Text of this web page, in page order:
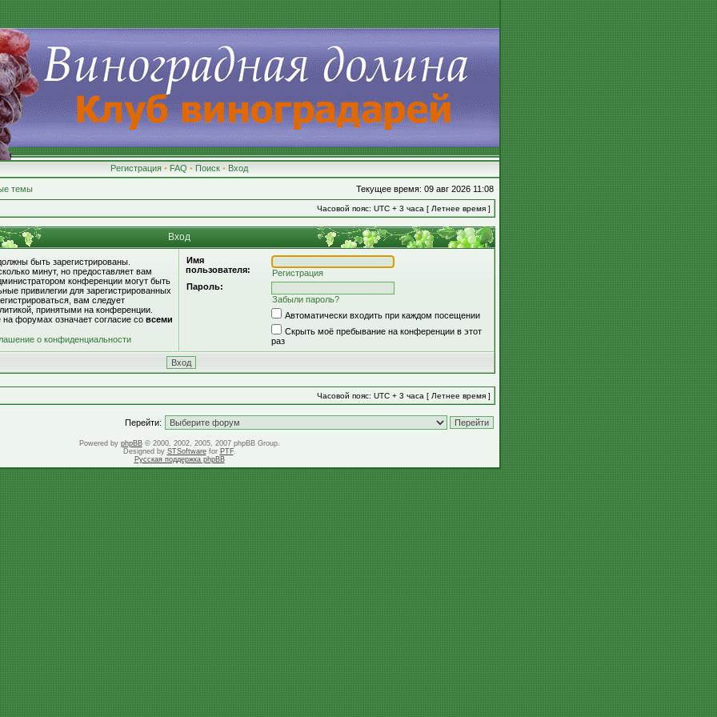
Регистрация • FAQ • Поиск • Вход
темы Текущее время: 09 авг 2026 11:08
Часовой пояс: UTC + 3 часа [ Летнее время ]
Вход
быть зарегистрированы.
минут, но предоставляет вам
конференции могут быть
привилегии для зарегистрированных
вам следует
принятыми на конференции.
форумах означает согласие со всеми
о конфиденциальности
Имя
пользователя:
Регистрация
Пароль:
Забыли пароль?
Автоматически входить при каждом посещении
Скрыть моё пребывание на конференции в этот
раз
Часовой пояс: UTC + 3 часа [ Летнее время ]
Перейти:
Powered by phpBB© 2000, 2002, 2005, 2007 phpBB Group.
Designed by STSoftwarefor PTF.
Русская поддержка phpBB